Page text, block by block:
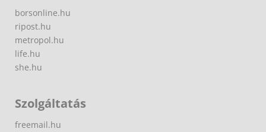
borsonline.hu
ripost.hu
metropol.hu
life.hu
she.hu
Szolgáltatás
freemail.hu